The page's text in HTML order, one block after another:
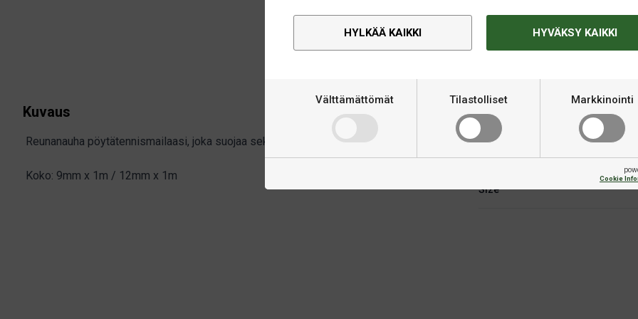
HYLKÄÄ KAIKKI HYVÄKSY KAIKKI
Välttämättömät Tilastolliset Markkinointi
Cookie
Kuvaus
Reunanauha pöytätennismailaasi, joka suojaa sekä kumien että rungon reunat.
Koko: 9mm x 1m / 12mm x 1m
Tekninen informaatio
Size